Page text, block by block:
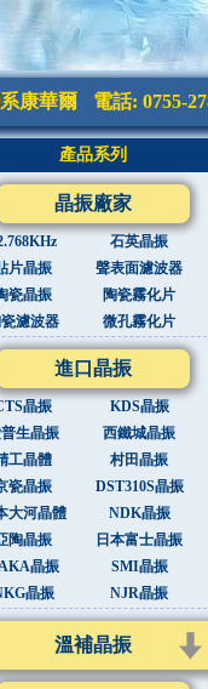
康華爾 電話: 0755-
產品系列
晶振廠家
石英晶振
片晶振
聲表面濾波器
瓷晶振
陶瓷霧化片
瓷濾波器
微孔霧化片
進口晶振
晶振
KDS晶振
生晶振
西鐵城晶振
工晶體
村田晶振
瓷晶振
DST310S晶振
大河晶體
NDK晶振
陶晶振
日本富士晶振
晶振
SMI晶振
晶振
NJR晶振
溫補晶振